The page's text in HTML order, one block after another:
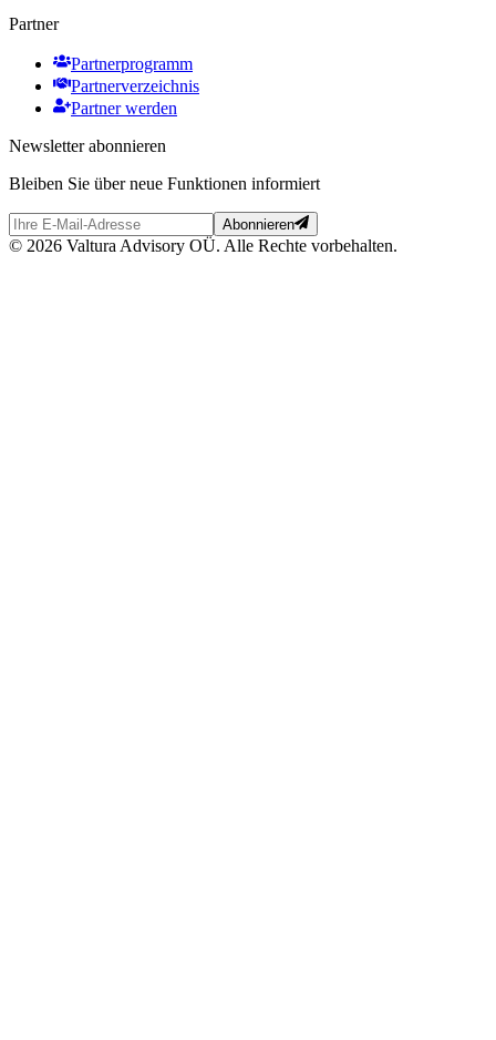
Partner
Partnerprogramm
Partnerverzeichnis
Partner werden
Newsletter abonnieren
Bleiben Sie über neue Funktionen informiert
Abonnieren
© 2026 Valtura Advisory OÜ. Alle Rechte vorbehalten.